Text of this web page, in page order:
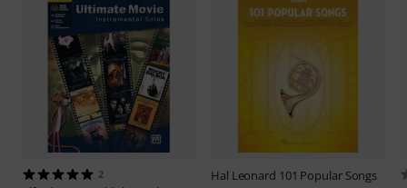
2 Hal Leonard 101 Popular Songs